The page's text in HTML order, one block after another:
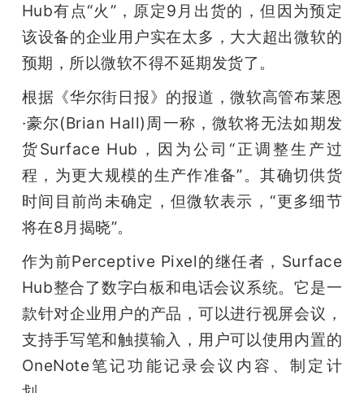
动
心
GAIR
专
爱
搞
Hub有点“火”，原定9月出货的，但因为预定
该设备的企业用户实在太多，大大超出微软的
预期，所以微软不得不延期发货了。
根据《华尔街日报》的报道，微软高管布莱恩
·豪尔(Brian Hall)周一称，微软将无法如期发
货Surface Hub，因为公司“正调整生产过
程，为更大规模的生产作准备”。其确切供货
时间目前尚未确定，但微软表示，“更多细节
将在8月揭晓”。
作为前Perceptive Pixel的继任者，Surface
Hub整合了数字白板和电话会议系统。它是一
款针对企业用户的产品，可以进行视屏会议，
支持手写笔和触摸输入，用户可以使用内置的
OneNote笔记功能记录会议内容、制定计